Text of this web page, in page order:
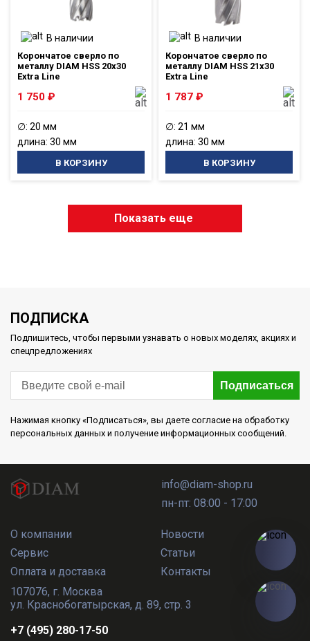
В наличии
Корончатое сверло по
металлу DIAM HSS 20x30
Extra Line
1 750 ₽
∅: 20 мм
длина: 30 мм
В КОРЗИНУ
В наличии
Корончатое сверло по
металлу DIAM HSS 21x30
Extra Line
1 787 ₽
∅: 21 мм
длина: 30 мм
В КОРЗИНУ
Показать еще
ПОДПИСКА
Подпишитесь, чтобы первыми узнавать о новых моделях, акциях и
спецпредложениях
Подписаться
Нажимая кнопку «Подписаться», вы даете согласие на обработку
персональных данных и получение информационных сообщений.
О компании
Сервис
Оплата и доставка
Новости
Статьи
Контакты
info@diam-shop.ru
пн-пт: 08:00 - 17:00
107076, г. Москва
ул. Краснобогатырская, д. 89, стр. 3
+7 (495) 280-17-50